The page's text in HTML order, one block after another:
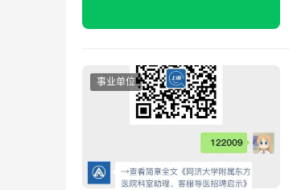
事业单位